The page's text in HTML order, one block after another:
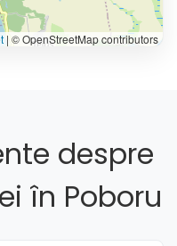
| © OpenStreetMap contributors
despre
în Poboru